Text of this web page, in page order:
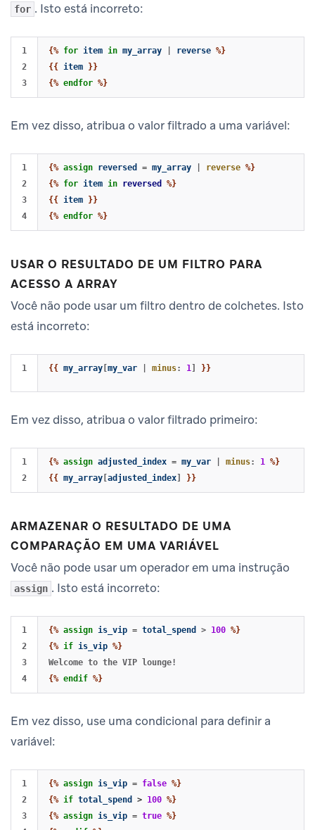
for . Isto está incorreto:
1
2
{% for item in my_array reverse %}
{{ item }}
{% endfor %}
Em vez disso, atribua o valor filtrado a uma variável:
1
2
3
{% assign reversed = my_array reverse %}
{% for item in reversed
%}
{{ item }}
{% endfor %}
USAR O RESULTADO DE UM FILTRO PARA
ACESSO A ARRAY
Você não pode usar um filtro dentro de colchetes. Isto
está incorreto:
{{ my_array [my_var minus: 1 ] }}
Em vez disso, atribua o valor filtrado primeiro:
1
{% assign adjusted_index = my_var minus: 1
%}
{{ my_array [adjusted_index] }}
ARMAZENAR O RESULTADO DE UMA
COMPARAÇÃO EM UMA VARIÁVEL
Você não pode usar um operador em uma instrução
assign . Isto está incorreto:
1
2
3
{% assign is_vip = total_spend > 100 %}
{% if is_vip %}
{% endif %}
Em vez disso, use uma condicional para definir a
variável:
1
2
3
{% assign is_vip = false %}
{% if total_spend > 100 %}
{% assign is_vip = true %}